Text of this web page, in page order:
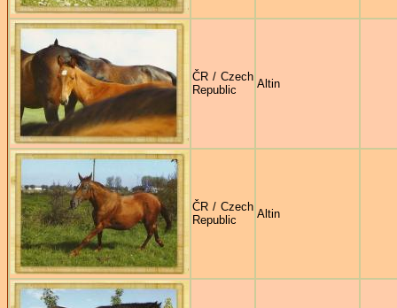
ČR / Czech
Republic
Altin
ČR / Czech
Republic
Altin